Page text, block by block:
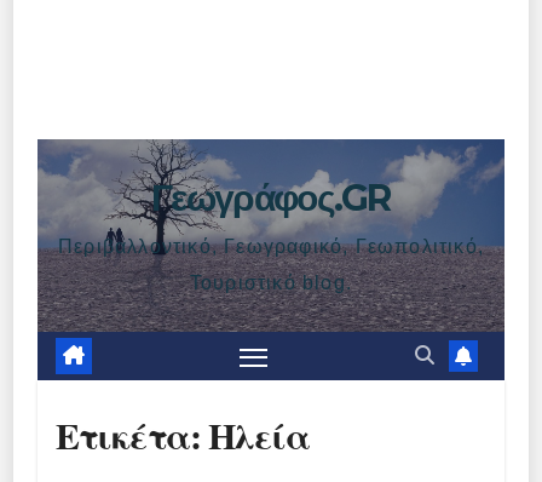
Γεωγράφος.GR
Περιβαλλοντικό, Γεωγραφικό, Γεωπολιτικό,
Τουριστικό blog.
Ετικέτα:Ηλεία